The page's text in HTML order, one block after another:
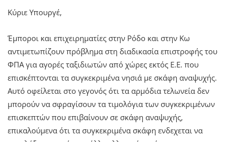
Κύριε Υπουργέ,
Έμποροι και επιχειρηματίες στην Ρόδο και στην Κω
αντιμετωπίζουν πρόβλημα στη διαδικασία επιστροφής του
ΦΠΑ για αγορές ταξιδιωτών από χώρες εκτός Ε.Ε. που
επισκέπτονται τα συγκεκριμένα νησιά με σκάφη αναψυχής.
Αυτό οφείλεται στο γεγονός ότι τα αρμόδια τελωνεία δεν
μπορούν να σφραγίσουν τα τιμολόγια των συγκεκριμένων
επισκεπτών που επιβαίνουν σε σκάφη αναψυχής,
επικαλούμενα ότι τα συγκεκριμένα σκάφη ενδεχεται να